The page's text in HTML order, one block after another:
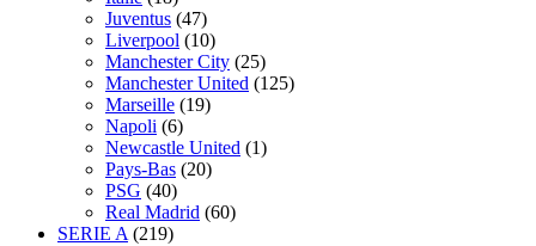
Juventus (47)
Liverpool (10)
Manchester City (25)
Manchester United (125)
Marseille (19)
Napoli (6)
Newcastle United (1)
Pays-Bas (20)
PSG (40)
Real Madrid (60)
SERIE A (219)